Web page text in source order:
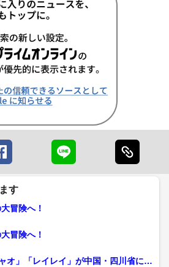
す
冒険へ！
冒険へ！
オ」「レイレイ」が中国・四川省に到